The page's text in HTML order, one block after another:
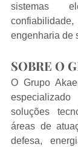
sistemas
engenharia de
SOBRE O
O Grupo
soluções
áreas de
defesa,